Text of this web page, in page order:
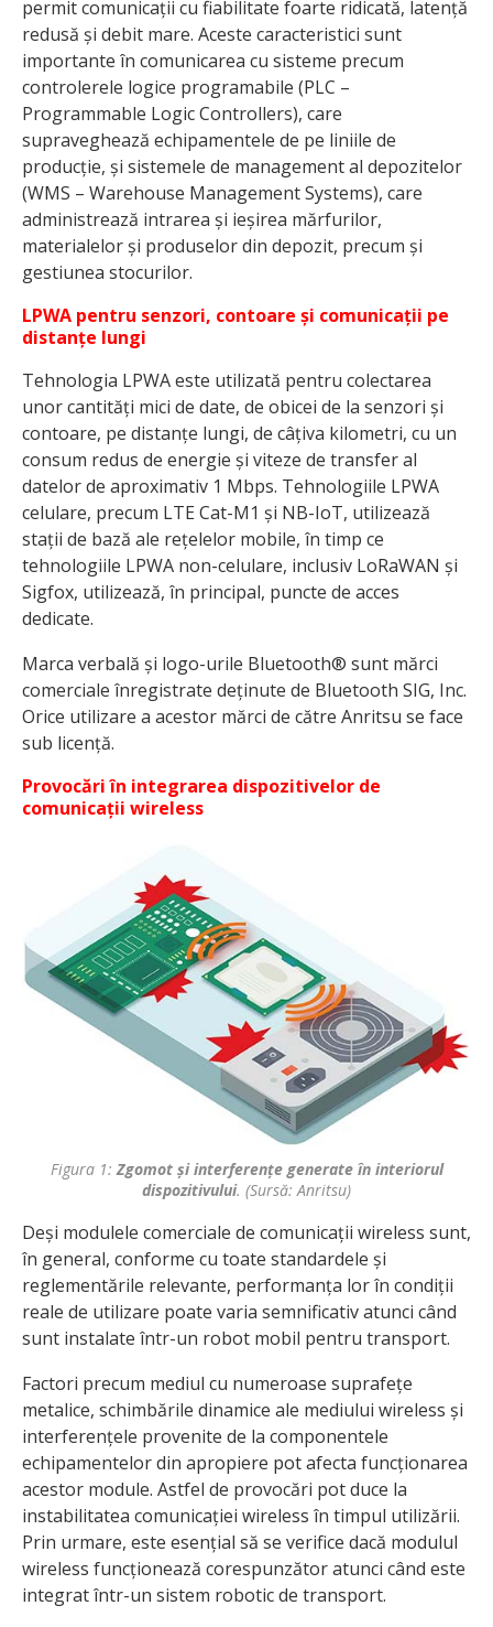
permit comunicații cu fiabilitate foarte ridicată, latență
redusă și debit mare. Aceste caracteristici sunt
importante în comunicarea cu sisteme precum
controlerele logice programabile (PLC –
Programmable Logic Controllers), care
supraveghează echipamentele de pe liniile de
producție, și sistemele de management al depozitelor
(WMS – Warehouse Management Systems), care
administrează intrarea și ieșirea mărfurilor,
materialelor și produselor din depozit, precum și
gestiunea stocurilor.
LPWA pentru senzori, contoare și comunicații pe
distanțe lungi
Tehnologia LPWA este utilizată pentru colectarea
unor cantități mici de date, de obicei de la senzori și
contoare, pe distanțe lungi, de câțiva kilometri, cu un
consum redus de energie și viteze de transfer al
datelor de aproximativ 1 Mbps. Tehnologiile LPWA
celulare, precum LTE Cat-M1 și NB-IoT, utilizează
stații de bază ale rețelelor mobile, în timp ce
tehnologiile LPWA non-celulare, inclusiv LoRaWAN și
Sigfox, utilizează, în principal, puncte de acces
dedicate.
Marca verbală și logo-urile Bluetooth® sunt mărci
comerciale înregistrate deținute de Bluetooth SIG, Inc.
Orice utilizare a acestor mărci de către Anritsu se face
sub licență.
Provocări în integrarea dispozitivelor de
comunicații wireless
Figura 1:Zgomot și interferențe generate în interiorul
dispozitivului. (Sursă: Anritsu)
Deși modulele comerciale de comunicații wireless sunt,
în general, conforme cu toate standardele și
reglementările relevante, performanța lor în condiții
reale de utilizare poate varia semnificativ atunci când
sunt instalate într-un robot mobil pentru transport.
Factori precum mediul cu numeroase suprafețe
metalice, schimbările dinamice ale mediului wireless și
interferențele provenite de la componentele
echipamentelor din apropiere pot afecta funcționarea
acestor module. Astfel de provocări pot duce la
instabilitatea comunicației wireless în timpul utilizării.
Prin urmare, este esențial să se verifice dacă modulul
wireless funcționează corespunzător atunci când este
integrat într-un sistem robotic de transport.